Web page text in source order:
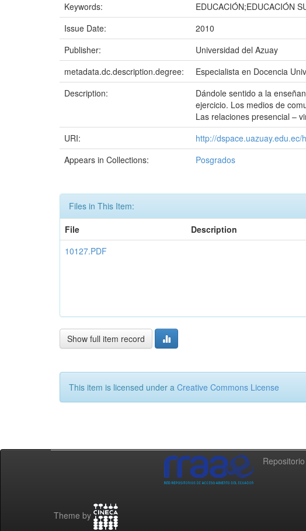
Keywords:
EDUCACIÓN;EDUCACIÓN
Issue Date:
2010
Publisher:
Universidad del Azuay
metadata.dc.description.degree:
Especialista en Docencia
Description:
Dándole sentido a la
ejercicio. Los medios de
Las relaciones presencial –
URI:
http://dspace.uazuay.edu.ec/
Appears in Collections:
Posgrados
Files in This Item:
File
Description
10127.PDF
Show full item record
This item is licensed under a Creative Commons License
Theme by